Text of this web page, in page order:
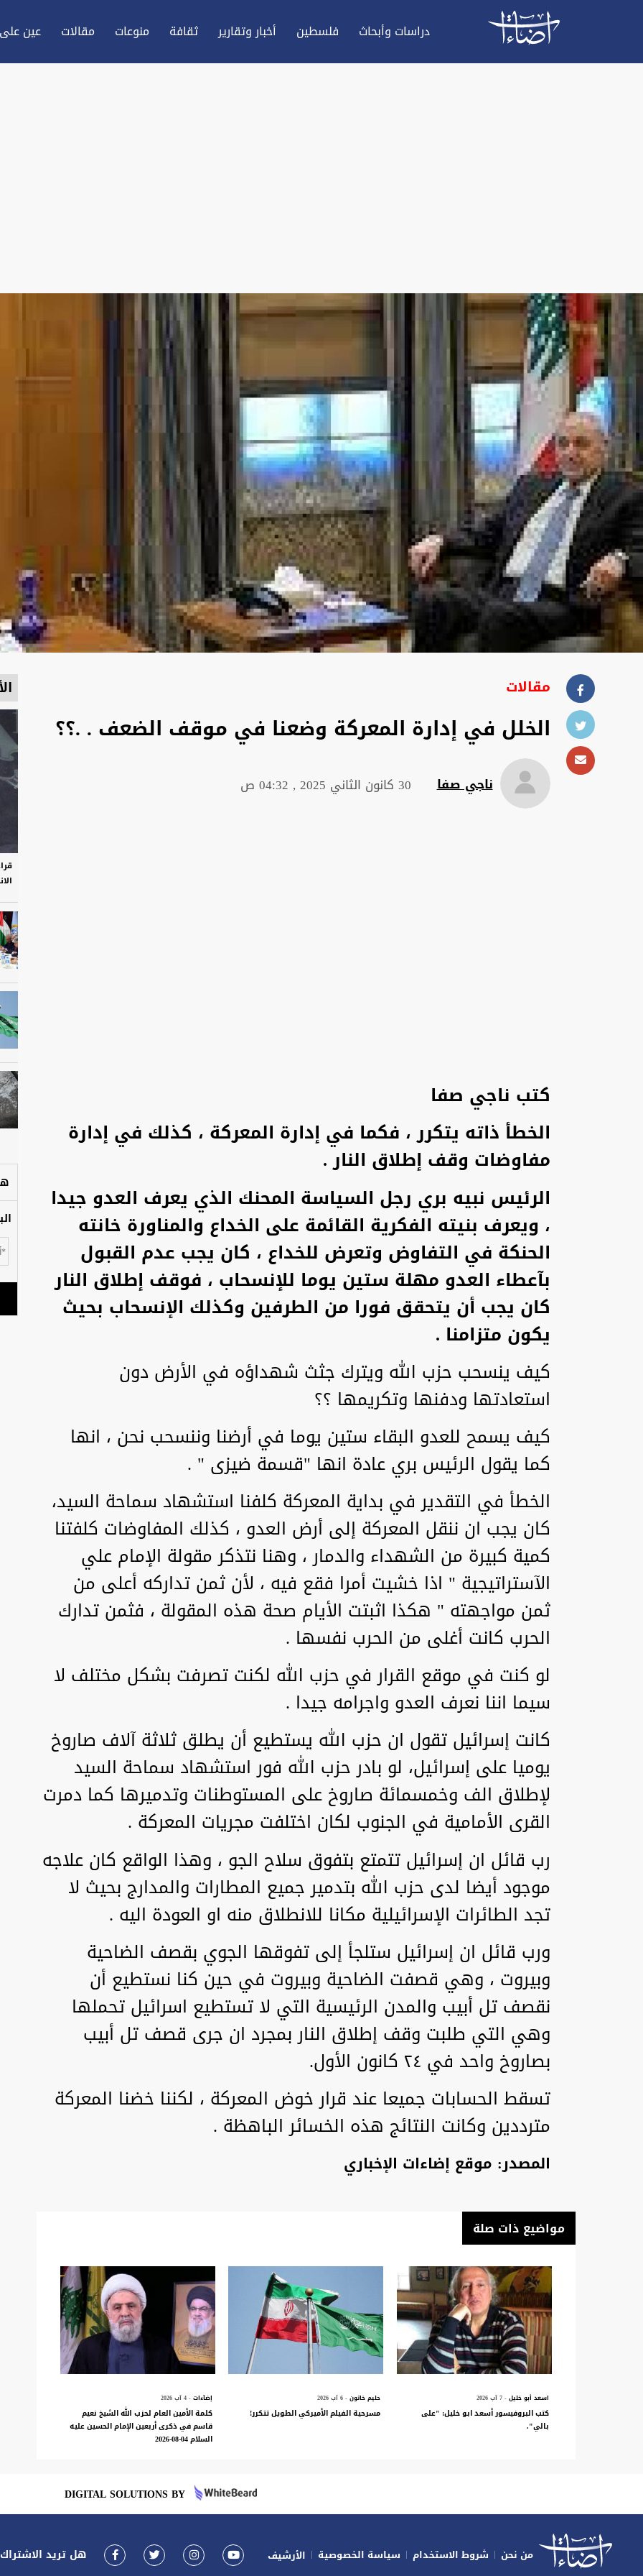
دراسات وأبحاث فلسطين أخبار وتقارير ثقافة منوعات مقالات عين
مقالات
الخلل في إدارة المعركة وضعنا في موقف الضعف . .؟؟
ناجي صفا 30 كانون الثاني 2025 , 04:32 ص
كتب ناجي صفا
الخطأ ذاته يتكرر ، فكما في إدارة المعركة ، كذلك في إدارة
مفاوضات وقف إطلاق النار .
الرئيس نبيه بري رجل السياسة المحنك الذي يعرف العدو جيدا
، ويعرف بنيته الفكرية القائمة على الخداع والمناورة خانته
الحنكة في التفاوض وتعرض للخداع ، كان يجب عدم القبول
بآعطاء العدو مهلة ستين يوما للإنسحاب ، فوقف إطلاق النار
كان يجب أن يتحقق فورا من الطرفين وكذلك الإنسحاب بحيث
يكون متزامنا .
كيف ينسحب حزب الله ويترك جثث شهداؤه في الأرض دون
استعادتها ودفنها وتكريمها ؟؟
كيف يسمح للعدو البقاء ستين يوما في أرضنا وننسحب نحن ، انها
كما يقول الرئيس بري عادة انها "قسمة ضيزى " .
الخطأ في التقدير في بداية المعركة كلفنا استشهاد سماحة السيد،
كان يجب ان ننقل المعركة إلى أرض العدو ، كذلك المفاوضات كلفتنا
كمية كبيرة من الشهداء والدمار ، وهنا نتذكر مقولة الإمام علي
الآستراتيجية " اذا خشيت أمرا فقع فيه ، لأن ثمن تداركه أعلى من
ثمن مواجهته " هكذا اثبتت الأيام صحة هذه المقولة ، فثمن تدارك
الحرب كانت أغلى من الحرب نفسها .
لو كنت في موقع القرار في حزب الله لكنت تصرفت بشكل مختلف لا
سيما اننا نعرف العدو واجرامه جيدا .
كانت إسرائيل تقول ان حزب الله يستطيع أن يطلق ثلاثة آلاف صاروخ
يوميا على إسرائيل، لو بادر حزب الله فور استشهاد سماحة السيد
لإطلاق الف وخمسمائة صاروخ على المستوطنات وتدميرها كما دمرت
القرى الأمامية في الجنوب لكان اختلفت مجريات المعركة .
رب قائل ان إسرائيل تتمتع بتفوق سلاح الجو ، وهذا الواقع كان علاجه
موجود أيضا لدى حزب الله بتدمير جميع المطارات والمدارج بحيث لا
تجد الطائرات الإسرائيلية مكانا للانطلاق منه او العودة اليه .
ورب قائل ان إسرائيل ستلجأ إلى تفوقها الجوي بقصف الضاحية
وبيروت ، وهي قصفت الضاحية وبيروت في حين كنا نستطيع أن
نقصف تل أبيب والمدن الرئيسية التي لا تستطيع اسرائيل تحملها
وهي التي طلبت وقف إطلاق النار بمجرد ان جرى قصف تل أبيب
بصاروخ واحد في ٢٤ كانون الأول.
تسقط الحسابات جميعا عند قرار خوض المعركة ، لكننا خضنا المعركة
مترددين وكانت النتائج هذه الخسائر الباهظة .
المصدر: موقع إضاءات الإخباري
مواضيع ذات صلة
اسعد أبو خليل- 7 آب 2026
كتب البروفيسور أسعد ابو خليل: "على
بالي".
حليم خاتون - 6 آب 2026
مسرحية الفيلم الأميركي الطويل تتكرر!
إضآءات- 4 آب 2026
كلمة الأمين العام لحزب الله الشيخ نعيم
قاسم في ذكرى أربعين الإمام الحسين عليه
السلام 04-08-2026
DIGITAL SOLUTIONS BY
من نحن شروط الاستخدام سياسة الخصوصية الأرشيف هل تريد